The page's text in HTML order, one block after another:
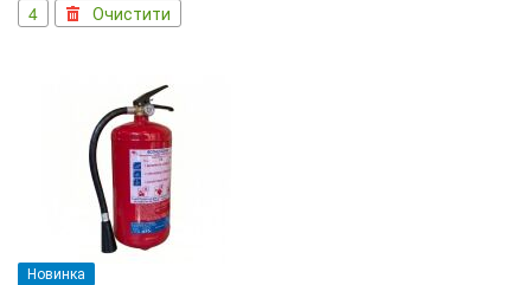
4 Очистити
Новинка